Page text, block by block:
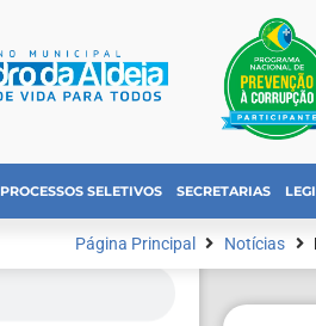
PROCESSOS SELETIVOS SECRETARIAS
Página Principal Notícias